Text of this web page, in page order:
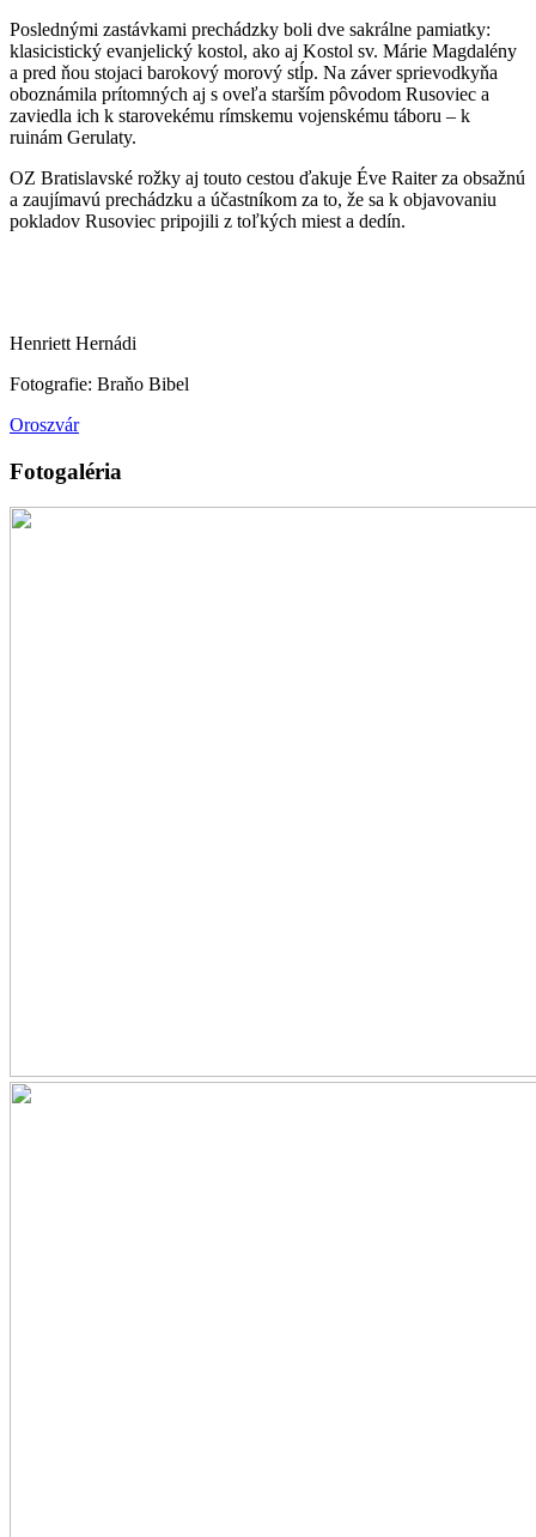
Poslednými zastávkami prechádzky boli dve sakrálne pamiatky:
klasicistický evanjelický kostol, ako aj Kostol sv. Márie Magdalény
a pred ňou stojaci barokový morový stĺp. Na záver sprievodkyňa
oboznámila prítomných aj s oveľa starším pôvodom Rusoviec a
zaviedla ich k starovekému rímskemu vojenskému táboru – k
ruinám Gerulaty.
OZ Bratislavské rožky aj touto cestou ďakuje Éve Raiter za obsažnú
a zaujímavú prechádzku a účastníkom za to, že sa k objavovaniu
pokladov Rusoviec pripojili z toľkých miest a dedín.
Henriett Hernádi
Fotografie: Braňo Bibel
Oroszvár
Fotogaléria